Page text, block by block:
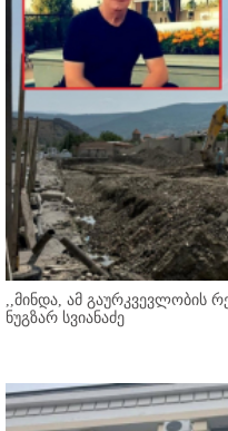
,,მინდა, ამ გაურკვევლობის
ნუგზარ სვიანაძე